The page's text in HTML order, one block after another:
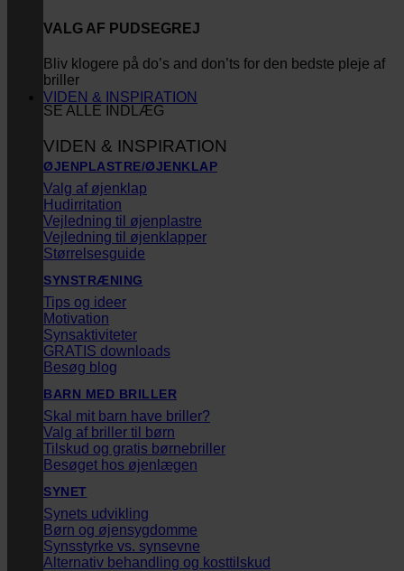
VALG AF PUDSEGREJ
Bliv klogere på do’s and don’ts for den bedste pleje af
briller
SE ALLE INDLÆG
VIDEN & INSPIRATION
VIDEN & INSPIRATION
ØJENPLASTRE/ØJENKLAP
Valg af øjenklap
Hudirritation
Vejledning til øjenplastre
Vejledning til øjenklapper
Størrelsesguide
SYNSTRÆNING
Tips og ideer
Motivation
Synsaktiviteter
GRATIS downloads
Besøg blog
BARN MED BRILLER
Skal mit barn have briller?
Valg af briller til børn
Tilskud og gratis børnebriller
Besøget hos øjenlægen
SYNET
Synets udvikling
Børn og øjensygdomme
Synsstyrke vs. synsevne
Alternativ behandling og kosttilskud